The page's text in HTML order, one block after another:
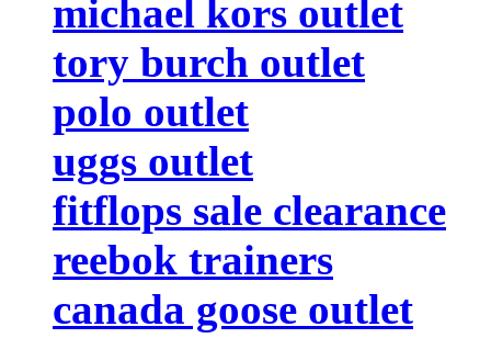
michael kors outlet
tory burch outlet
polo outlet
uggs outlet
fitflops sale clearance
reebok trainers
canada goose outlet